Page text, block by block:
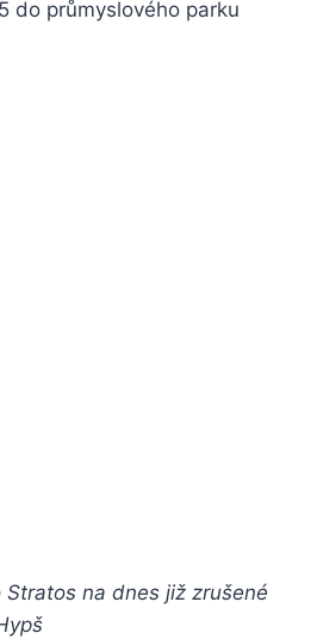
do průmyslového parku
na dnes již zrušené